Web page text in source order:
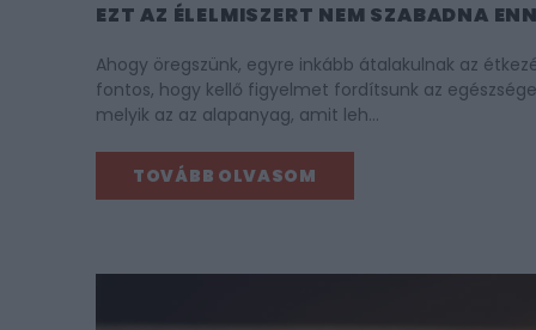
EZT AZ ÉLELMISZERT NEM SZABADNA
Ahogy öregszünk, egyre inkább átalakulnak az
fontos, hogy kellő figyelmet fordítsunk az
melyik az az alapanyag, amit leh…
TOVÁBB OLVASOM